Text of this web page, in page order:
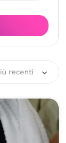
recenti